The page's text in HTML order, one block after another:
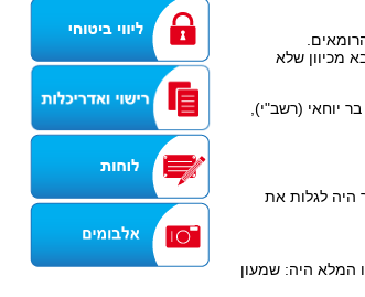
מכיוון שלא
יוחאי (רשב"י),
היה לגלות את
המלא היה: שמעון